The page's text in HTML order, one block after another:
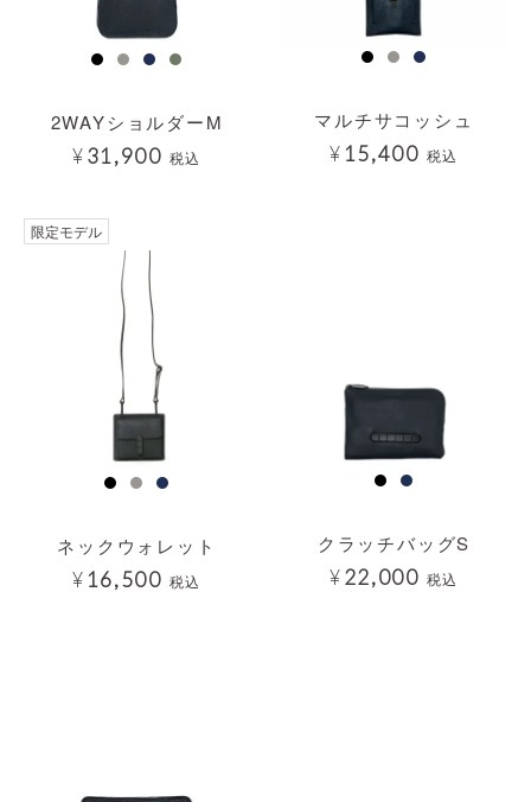
2WAYショルダーM
¥31,900 税込
マルチサコッシュ
¥ 15,400 税込
限定モデル
ネックウォレット
¥ 16,500 税込
クラッチバッグS
¥22,000 税込